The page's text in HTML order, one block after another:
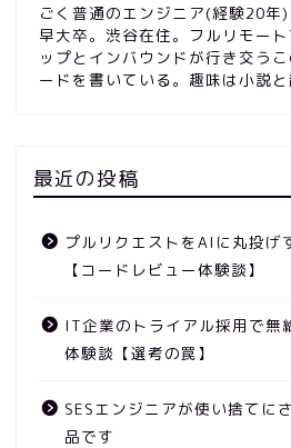
ごく普通のエンジニア(経験20年)
早大卒。渋谷在住。フルリモー
ップとインバウンドが行き交う
ードを書いている。趣味は小説
最近の投稿
プルリクエストをAIに丸投げ
【コードレビュー体験談】
IT企業のトライアル採用で無
体験談【選考の罠】
SESエンジニアが使い捨てに
品です